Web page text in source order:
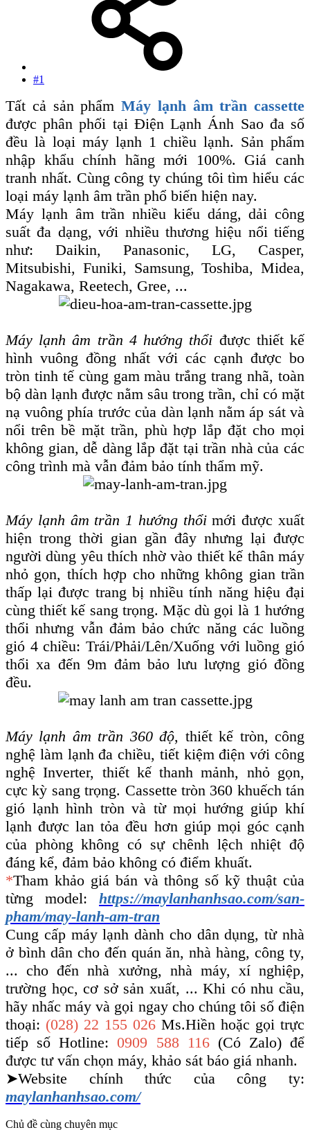
#1
Tất cả sản phẩm Máy lạnh âm trần cassette
được phân phối tại Điện Lạnh Ánh Sao đa số
đều là loại máy lạnh 1 chiều lạnh. Sản phẩm
nhập khẩu chính hãng mới 100%. Giá canh
tranh nhất. Cùng công ty chúng tôi tìm hiểu các
loại máy lạnh âm trần phổ biến hiện nay.
Máy lạnh âm trần nhiều kiểu dáng, dải công
suất đa dạng, với nhiều thương hiệu nổi tiếng
như: Daikin, Panasonic, LG, Casper,
Mitsubishi, Funiki, Samsung, Toshiba, Midea,
Nagakawa, Reetech, Gree, ...
Máy lạnh âm trần 4 hướng thổi được thiết kế
hình vuông đồng nhất với các cạnh được bo
tròn tinh tế cùng gam màu trắng trang nhã, toàn
bộ dàn lạnh được nằm sâu trong trần, chỉ có mặt
nạ vuông phía trước của dàn lạnh nằm áp sát và
nổi trên bề mặt trần, phù hợp lắp đặt cho mọi
không gian, dễ dàng lắp đặt tại trần nhà của các
công trình mà vẫn đảm bảo tính thẩm mỹ.
Máy lạnh âm trần 1 hướng thổimới được xuất
hiện trong thời gian gần đây nhưng lại được
người dùng yêu thích nhờ vào thiết kế thân máy
nhỏ gọn, thích hợp cho những không gian trần
thấp lại được trang bị nhiều tính năng hiệu đại
cùng thiết kế sang trọng. Mặc dù gọi là 1 hướng
thổi nhưng vẫn đảm bảo chức năng các luồng
gió 4 chiều: Trái/Phải/Lên/Xuống với luồng gió
thổi xa đến 9m đảm bảo lưu lượng gió đồng
đều.
Máy lạnh âm trần 360 độ, thiết kế tròn, công
nghệ làm lạnh đa chiều, tiết kiệm điện với công
nghệ Inverter, thiết kế thanh mảnh, nhỏ gọn,
cực kỳ sang trọng. Cassette tròn 360 khuếch tán
gió lạnh hình tròn và từ mọi hướng giúp khí
lạnh được lan tỏa đều hơn giúp mọi góc cạnh
của phòng không có sự chênh lệch nhiệt độ
đáng kể, đảm bảo không có điểm khuất.
*Tham khảo giá bán và thông số kỹ thuật của
từng model: https://maylanhanhsao.com/san-
pham/may-lanh-am-tran
Cung cấp máy lạnh dành cho dân dụng, từ nhà
ở bình dân cho đến quán ăn, nhà hàng, công ty,
... cho đến nhà xưởng, nhà máy, xí nghiệp,
trường học, cơ sở sản xuất, ... Khi có nhu cầu,
hãy nhấc máy và gọi ngay cho chúng tôi số điện
thoại: (028) 22 155 026 Ms.Hiền hoặc gọi trực
tiếp số Hotline:0909 588 116(Có Zalo) để
được tư vấn chọn máy, khảo sát báo giá nhanh.
➤Website chính thức của công ty:
maylanhanhsao.com/
Chủ đề cùng chuyên mục